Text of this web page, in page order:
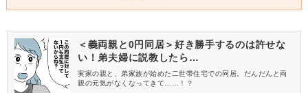
＜義両親と0円同居＞好き勝手するのは許せな
い！弟夫婦に説教したら…
実家の親と、弟家族が始めた二世帯住宅での同居。だんだんと両
親の元気がなくなってきて……！？